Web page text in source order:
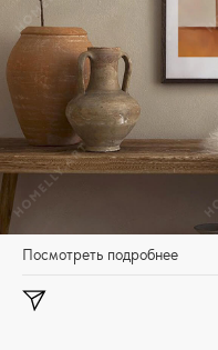
Посмотреть подробнее